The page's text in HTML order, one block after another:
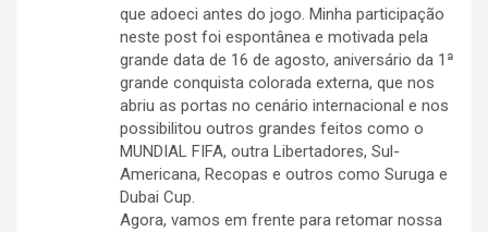
que adoeci antes do jogo. Minha participação
neste post foi espontânea e motivada pela
grande data de 16 de agosto, aniversário da 1ª
grande conquista colorada externa, que nos
abriu as portas no cenário internacional e nos
possibilitou outros grandes feitos como o
MUNDIAL FIFA, outra Libertadores, Sul-
Americana, Recopas e outros como Suruga e
Dubai Cup.
Agora, vamos em frente para retomar nossa